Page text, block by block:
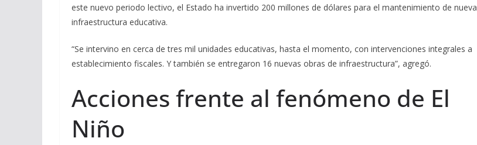
este nuevo periodo lectivo, el Estado ha invertido 200 millones de dólares para el mantenimiento de nueva
infraestructura educativa.
“Se intervino en cerca de tres mil unidades educativas, hasta el momento, con intervenciones integrales a
establecimiento fiscales. Y también se entregaron 16 nuevas obras de infraestructura”, agregó.
Acciones frente al fenómeno de El
Niño